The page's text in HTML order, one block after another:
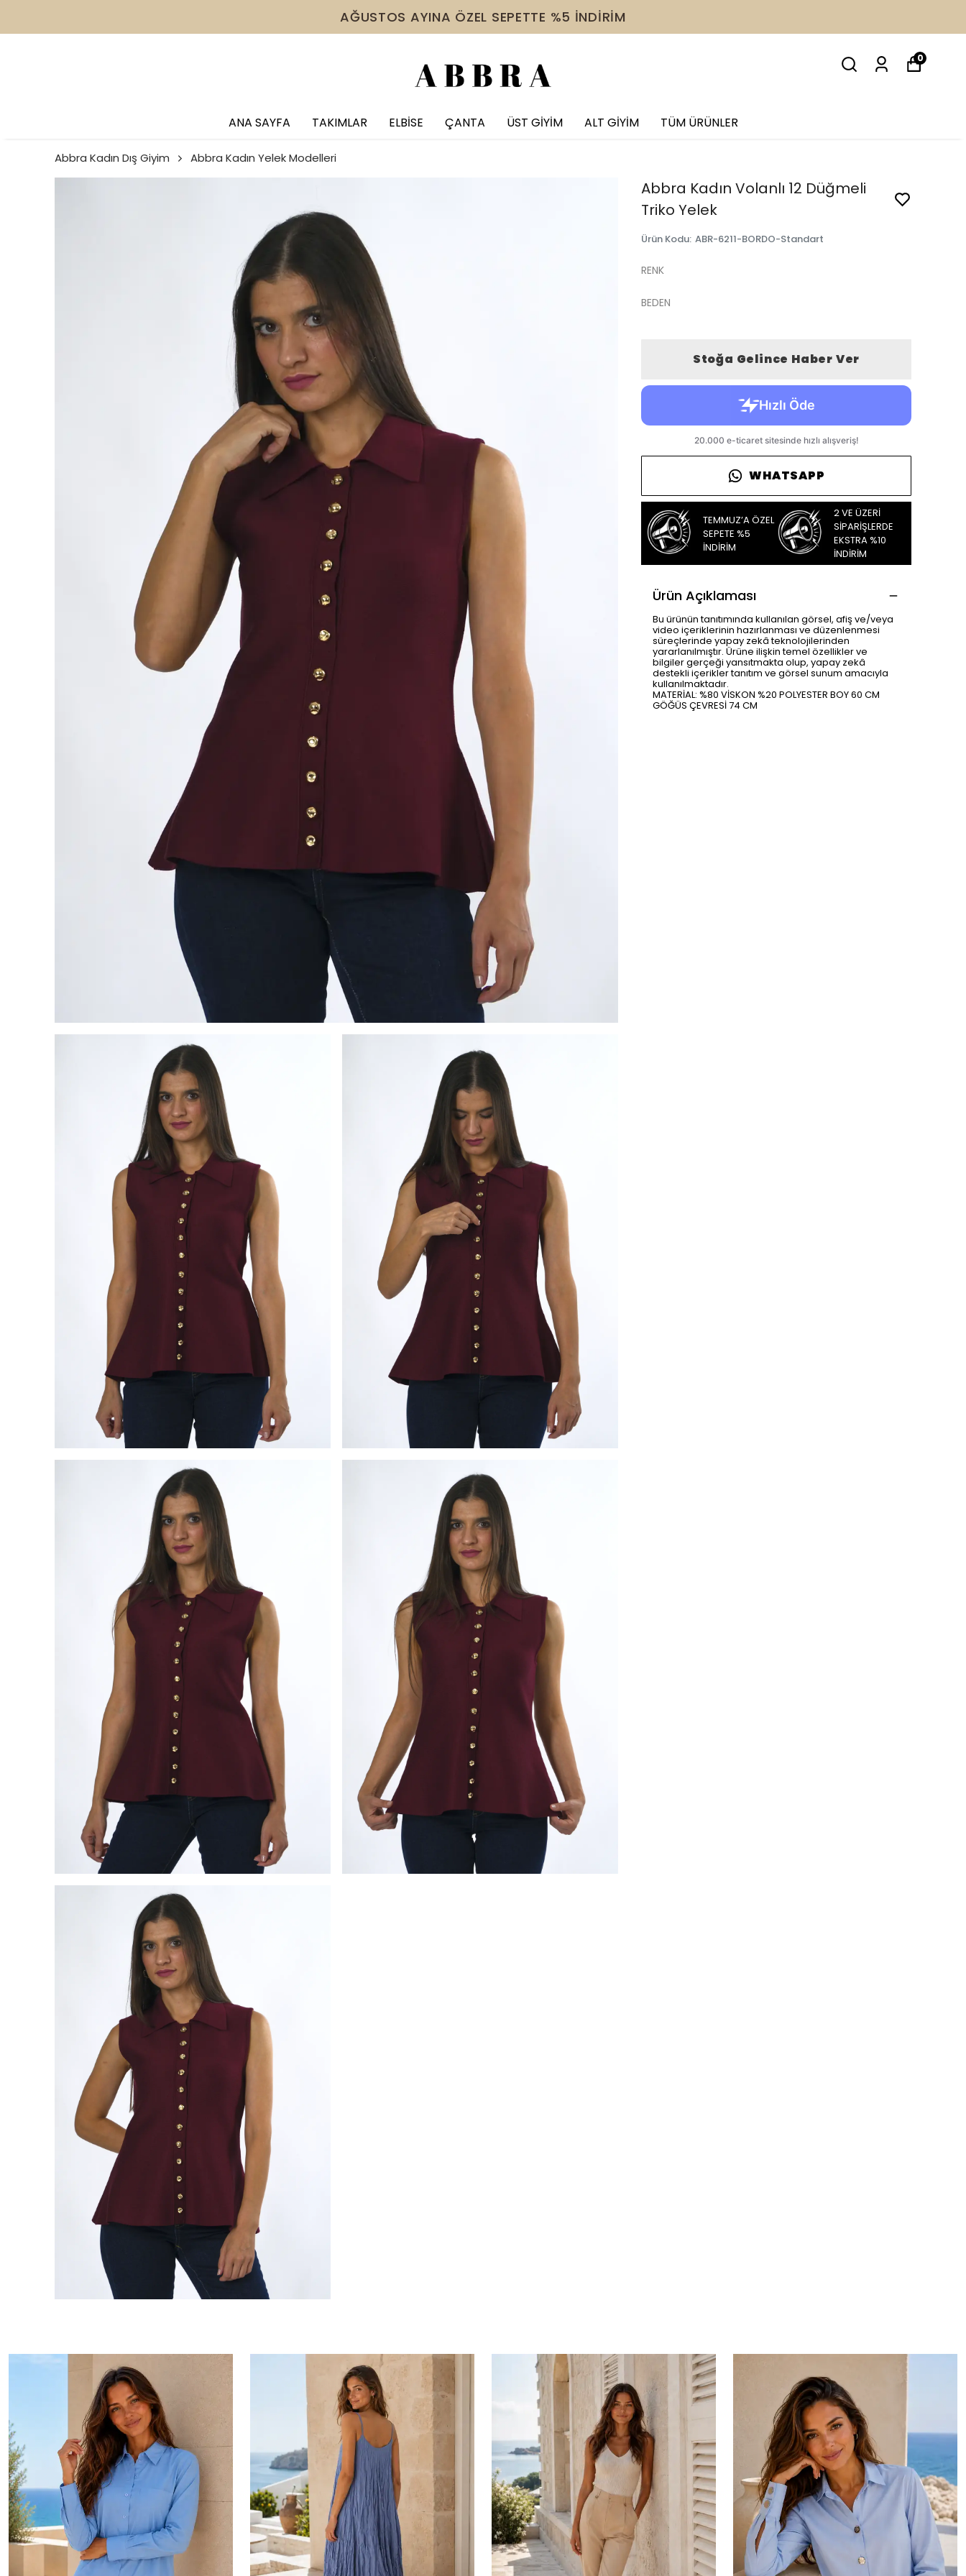
2 VE ÜZERİ ÜRÜNDE TÜM İNDİRİMLERE EK %10 İNDİRİM
ANA SAYFA TAKIMLAR ELBİSE ÇANTA ÜST GİYİM ALT GİYİM TÜM ÜRÜNLER
0
Abbra Kadın Dış Giyim Abbra Kadın Yelek Modelleri
Abbra Kadın Volanlı 12 Düğmeli
Triko Yelek
Ürün Kodu: ABR-6211-BORDO-Standart
RENK
BEDEN
Stoğa Gelince Haber Ver
WHATSAPP
TEMMUZ’A ÖZEL
SEPETE %5
İNDİRİM
2 VE ÜZERİ
SİPARİŞLERDE
EKSTRA %10
İNDİRİM
Ürün Açıklaması
Bu ürünün tanıtımında kullanılan görsel, afiş ve/veya
video içeriklerinin hazırlanması ve düzenlenmesi
süreçlerinde yapay zekâ teknolojilerinden
yararlanılmıştır. Ürüne ilişkin temel özellikler ve
bilgiler gerçeği yansıtmakta olup, yapay zekâ
destekli içerikler tanıtım ve görsel sunum amacıyla
kullanılmaktadır.
MATERİAL: %80 VİSKON %20 POLYESTER BOY 60 CM
GÖĞÜS ÇEVRESİ 74 CM